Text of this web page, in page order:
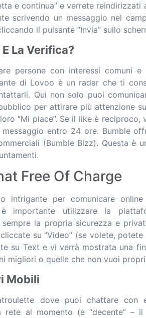
e continua” e verrete reindirizzati
scrivendo un messaggio nel
il pulsante “Invia” sullo
La Verifica?
persone con interessi comuni e
di Lovoo è un radar che ti
Qui non solo puoi
per attirare più attenzione
“Mi piace”. Se il like è reciproco,
entro 24 ore. Bumble
(Bumble Bizz). Questa è
Free Of Charge
intrigante per comunicare
è importante utilizzare la
la propria sicurezza e
su “Video” (se volete,
su Text e vi verrà mostrata una
migliori o quelle che non vuoi
Mobili
dove puoi chattare con
al momento (e “decente” –